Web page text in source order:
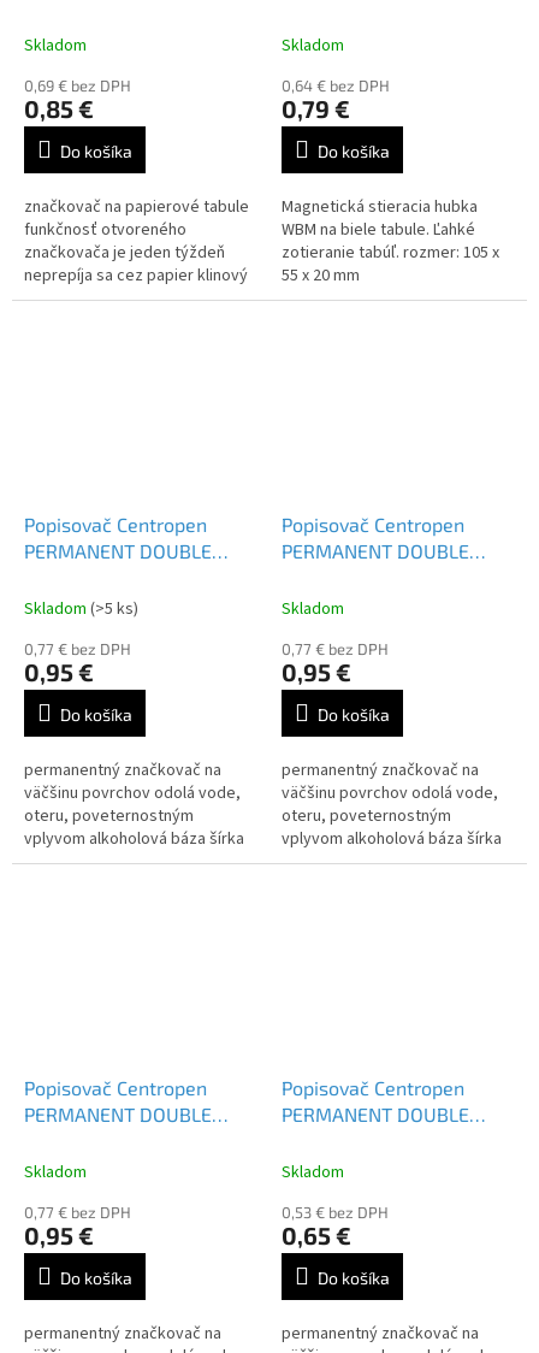
Skladom
0,69 € bez DPH
0,85 €
Do košíka
značkovač na papierové tabule
funkčnosť otvoreného
značkovača je jeden týždeň
neprepíja sa cez papier klinový
hrot šírka stopy 1-4,6 mm Farba:
Skladom
0,64 € bez DPH
0,79 €
Do košíka
Magnetická stieracia hubka
WBM na biele tabule. Ľahké
zotieranie tabúľ. rozmer: 105 x
55 x 20 mm
Popisovač Centropen
PERMANENT DOUBLE
Skladom (>5 ks)
0,77 € bez DPH
0,95 €
Do košíka
permanentný značkovač na
väčšinu povrchov odolá vode,
oteru, poveternostným
vplyvom alkoholová báza šírka
stopy 1 mm a 1-4 mm valcový
Popisovač Centropen
PERMANENT DOUBLE
Skladom
0,77 € bez DPH
0,95 €
Do košíka
permanentný značkovač na
väčšinu povrchov odolá vode,
oteru, poveternostným
vplyvom alkoholová báza šírka
stopy 1 mm a 1-4 mm valcový
Popisovač Centropen
PERMANENT DOUBLE
Skladom
0,77 € bez DPH
0,95 €
Do košíka
permanentný značkovač na
Popisovač Centropen
PERMANENT DOUBLE
Skladom
0,53 € bez DPH
0,65 €
Do košíka
permanentný značkovač na